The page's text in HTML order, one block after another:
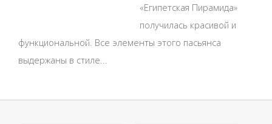
«Египетская Пирамида»
получилась красивой и
функциональной. Все элементы этого пасьянса
выдержаны в стиле...